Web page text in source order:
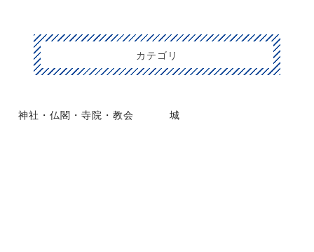
カテゴリ
神社・仏閣・寺院・教会 城